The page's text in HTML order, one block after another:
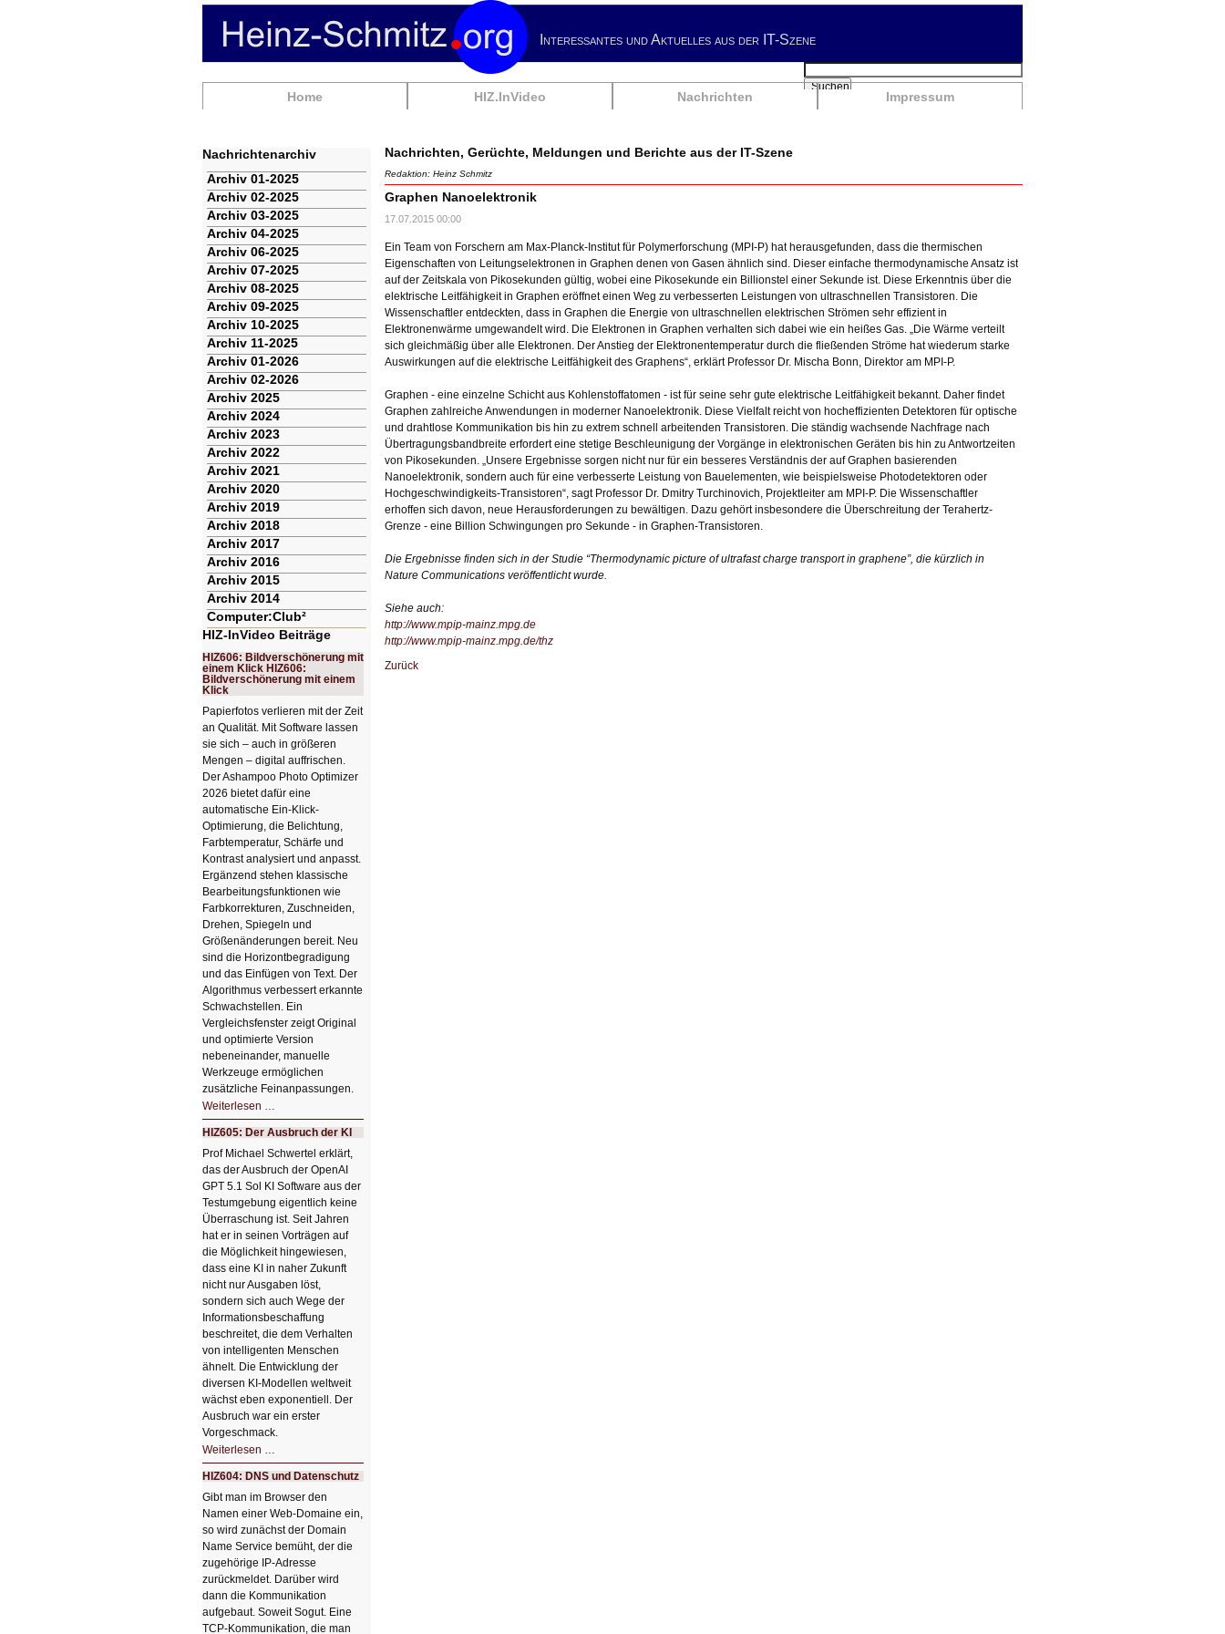
Interessantes und Aktuelles aus der IT-Szene
Navigation
Home HIZ.InVideo Nachrichten Impressum
Suchbegriffe
Suchen
Nachrichten, Gerüchte, Meldungen und Berichte aus der IT-Szene
Redaktion: Heinz Schmitz
Graphen Nanoelektronik
17.07.2015 00:00
Ein Team von Forschern am Max-Planck-Institut für Polymerforschung (MPI-P) hat herausgefunden, dass die thermischen
Eigenschaften von Leitungselektronen in Graphen denen von Gasen ähnlich sind. Dieser einfache thermodynamische Ansatz ist
auf der Zeitskala von Pikosekunden gültig, wobei eine Pikosekunde ein Billionstel einer Sekunde ist. Diese Erkenntnis über die
elektrische Leitfähigkeit in Graphen eröffnet einen Weg zu verbesserten Leistungen von ultraschnellen Transistoren. Die
Wissenschaftler entdeckten, dass in Graphen die Energie von ultraschnellen elektrischen Strömen sehr effizient in
Elektronenwärme umgewandelt wird. Die Elektronen in Graphen verhalten sich dabei wie ein heißes Gas. „Die Wärme verteilt
sich gleichmäßig über alle Elektronen. Der Anstieg der Elektronentemperatur durch die fließenden Ströme hat wiederum starke
Auswirkungen auf die elektrische Leitfähigkeit des Graphens“, erklärt Professor Dr. Mischa Bonn, Direktor am MPI-P.
Graphen - eine einzelne Schicht aus Kohlenstoffatomen - ist für seine sehr gute elektrische Leitfähigkeit bekannt. Daher findet
Graphen zahlreiche Anwendungen in moderner Nanoelektronik. Diese Vielfalt reicht von hocheffizienten Detektoren für optische
und drahtlose Kommunikation bis hin zu extrem schnell arbeitenden Transistoren. Die ständig wachsende Nachfrage nach
Übertragungsbandbreite erfordert eine stetige Beschleunigung der Vorgänge in elektronischen Geräten bis hin zu Antwortzeiten
von Pikosekunden. „Unsere Ergebnisse sorgen nicht nur für ein besseres Verständnis der auf Graphen basierenden
Nanoelektronik, sondern auch für eine verbesserte Leistung von Bauelementen, wie beispielsweise Photodetektoren oder
Hochgeschwindigkeits-Transistoren“, sagt Professor Dr. Dmitry Turchinovich, Projektleiter am MPI-P. Die Wissenschaftler
erhoffen sich davon, neue Herausforderungen zu bewältigen. Dazu gehört insbesondere die Überschreitung der Terahertz-
Grenze - eine Billion Schwingungen pro Sekunde - in Graphen-Transistoren.
Die Ergebnisse finden sich in der Studie “Thermodynamic picture of ultrafast charge transport in graphene”, die kürzlich in
Nature Communications veröffentlicht wurde.
Siehe auch:
http://www.mpip-mainz.mpg.de
http://www.mpip-mainz.mpg.de/thz
Zurück
Nachrichtenarchiv
Navigation
überspringen
Archiv 01-2025
Archiv 02-2025
Archiv 03-2025
Archiv 04-2025
Archiv 06-2025
Archiv 07-2025
Archiv 08-2025
Archiv 09-2025
Archiv 10-2025
Archiv 11-2025
Archiv 01-2026
Archiv 02-2026
Archiv 2025
Archiv 2024
Archiv 2023
Archiv 2022
Archiv 2021
Archiv 2020
Archiv 2019
Archiv 2018
Archiv 2017
Archiv 2016
Archiv 2015
Archiv 2014
Computer:Club²
HIZ-InVideo Beiträge
HIZ606: Bildverschönerung mit
einem Klick HIZ606:
Bildverschönerung mit einem
Klick
Papierfotos verlieren mit der Zeit
an Qualität. Mit Software lassen
sie sich – auch in größeren
Mengen – digital auffrischen.
Der Ashampoo Photo Optimizer
2026 bietet dafür eine
automatische Ein-Klick-
Optimierung, die Belichtung,
Farbtemperatur, Schärfe und
Kontrast analysiert und anpasst.
Ergänzend stehen klassische
Bearbeitungsfunktionen wie
Farbkorrekturen, Zuschneiden,
Drehen, Spiegeln und
Größenänderungen bereit. Neu
sind die Horizontbegradigung
und das Einfügen von Text. Der
Algorithmus verbessert erkannte
Schwachstellen. Ein
Vergleichsfenster zeigt Original
und optimierte Version
nebeneinander, manuelle
Werkzeuge ermöglichen
zusätzliche Feinanpassungen.
Weiterlesen …
Bildverschönerung
mit
einem
Klick
HIZ606:
Bildverschönerung
mit
einem
Klick
HIZ605: Der Ausbruch der KI
Prof Michael Schwertel erklärt,
das der Ausbruch der OpenAI
GPT 5.1 Sol KI Software aus der
Testumgebung eigentlich keine
Überraschung ist. Seit Jahren
hat er in seinen Vorträgen auf
die Möglichkeit hingewiesen,
dass eine KI in naher Zukunft
nicht nur Ausgaben löst,
sondern sich auch Wege der
Informationsbeschaffung
beschreitet, die dem Verhalten
von intelligenten Menschen
ähnelt. Die Entwicklung der
diversen KI-Modellen weltweit
wächst eben exponentiell. Der
Ausbruch war ein erster
Vorgeschmack.
Weiterlesen …
Der
Ausbruch
der
KI
HIZ604: DNS und Datenschutz
Gibt man im Browser den
Namen einer Web-Domaine ein,
so wird zunächst der Domain
Name Service bemüht, der die
zugehörige IP-Adresse
zurückmeldet. Darüber wird
dann die Kommunikation
aufgebaut. Soweit Sogut. Eine
TCP-Kommunikation, die man